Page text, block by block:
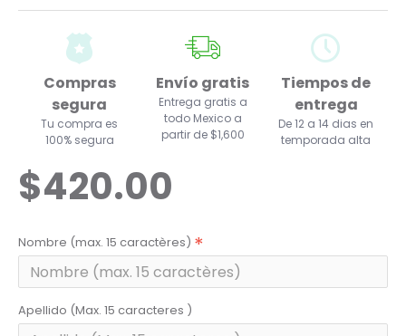
Compras
segura
Tu compra es
100% segura
Envío gratis
Entrega gratis a
todo Mexico a
partir de $1,600
Tiempos de
entrega
De 12 a 14 dias en
temporada alta
$420.00
Nombre (max. 15 caractères)
Apellido (Max. 15 caracteres )